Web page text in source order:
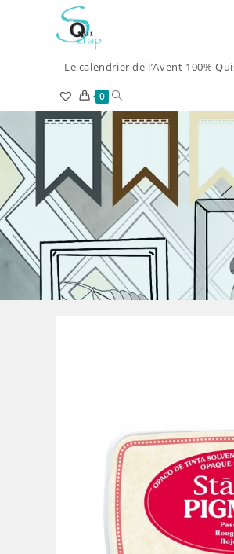
Le calendrier de l’Avent 100%
0 Toggle
website
search